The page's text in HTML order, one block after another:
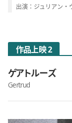
出演：ジュリアン・
作品上映 2
ゲアトルーズ
Gertrud